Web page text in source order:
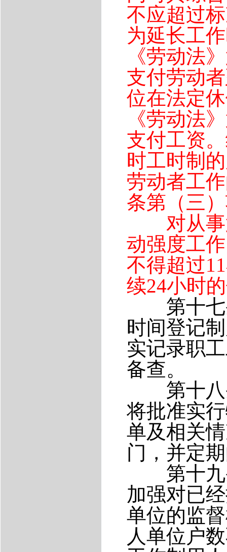
不应超过
为延长工
《劳动法
支付劳动
位在法定
《劳动法
支付工资
时工时制
劳动者工
条第（三
对从事
动强度工
不得超过11
续24小时
第十七
时间登记
实记录职
备查。
第十八
将批准实
单及相关
门，并定
第十九
加强对已
单位的监
人单位户